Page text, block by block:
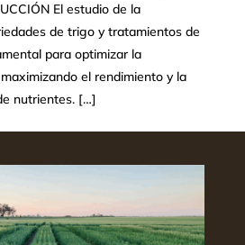
El estudio de la
de trigo y tratamientos de
para optimizar la
el rendimiento y la
nutrientes. […]